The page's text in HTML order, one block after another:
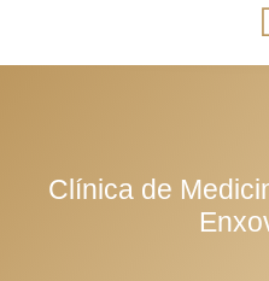
Clínica de